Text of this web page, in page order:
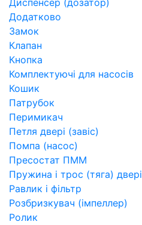
Диспенсер (дозатор)
Додатково
Замок
Клапан
Кнопка
Комплектуючі для насосів
Кошик
Патрубок
Перимикач
Петля двері (завіс)
Помпа (насос)
Пресостат ПММ
Пружина і трос (тяга) двері
Равлик і фільтр
Розбризкувач (імпеллер)
Ролик